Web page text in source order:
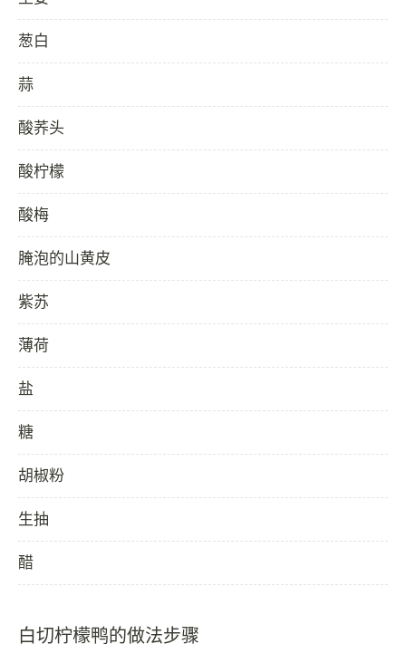
葱白
蒜
酸荞头
酸柠檬
酸梅
腌泡的山黄皮
紫苏
薄荷
盐
糖
胡椒粉
生抽
醋
白切柠檬鸭的做法步骤